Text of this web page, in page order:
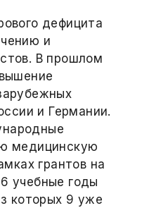
дефицита
и
В прошлом
и Германии.
медицинскую
грантов на
учебные годы
которых 9 уже